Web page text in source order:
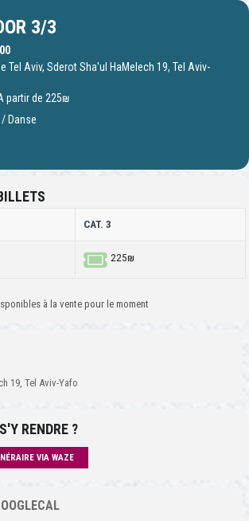
3/3
Tel Aviv, Sderot Sha'ul HaMelech 19, Tel Aviv-
partir de 225₪
/ Danse
CAT. 3
225₪
à la vente pour le moment
19, Tel Aviv-Yafo
RENDRE ?
VIA WAZE